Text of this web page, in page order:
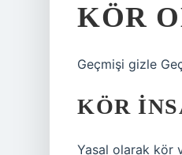
KÖR
Geçmişi gizle
KÖR
Yasal olarak kör